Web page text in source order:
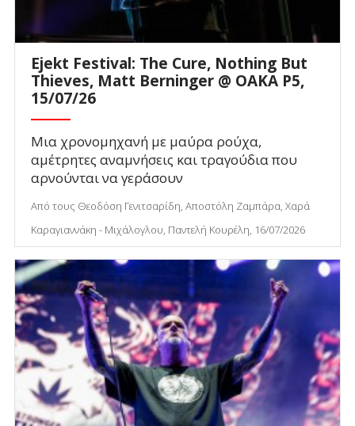
Ejekt Festival: The Cure, Nothing But
Thieves, Matt Berninger @ ΟΑΚΑ P5,
15/07/26
Μια χρονομηχανή με μαύρα ρούχα,
αμέτρητες αναμνήσεις και τραγούδια που
αρνούνται να γεράσουν
Από τους Θεοδόση Γενιτσαρίδη, Αποστόλη Ζαμπάρα, Χαρά
Καραγιαννάκη - Μιχάλογλου, Παντελή Κουρέλη, 16/07/2026